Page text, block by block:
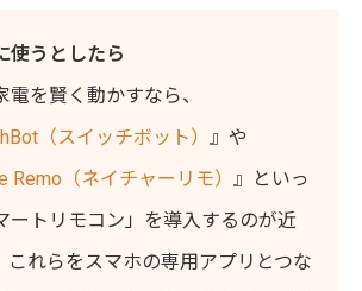
使うとしたら
電を賢く動かすなら、
（スイッチボット） 』や
Remo（ネイチャーリモ） 』といっ
ートリモコン」を導入するのが近
これらをスマホの専用アプリとつな